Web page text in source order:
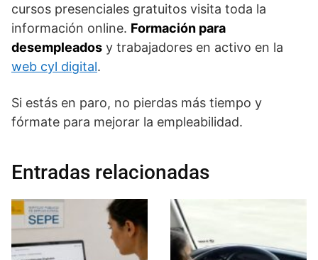
cursos presenciales gratuitos visita toda la
información online. Formación para
desempleados y trabajadores en activo en la
web cyl digital.
Si estás en paro, no pierdas más tiempo y
fórmate para mejorar la empleabilidad.
Entradas relacionadas